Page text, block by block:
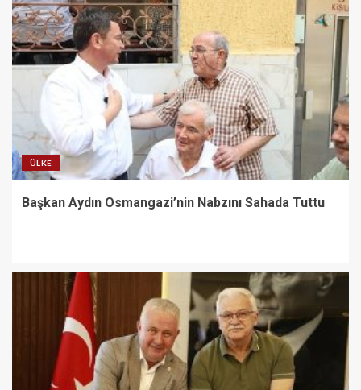
ÜLKE
Başkan Aydın Osmangazi’nin Nabzını Sahada Tuttu